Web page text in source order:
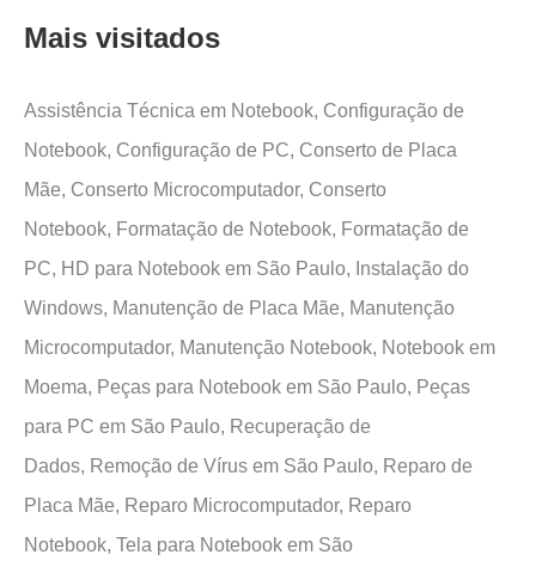
Mais visitados
Assistência Técnica em Notebook, Configuração de
Notebook, Configuração de PC, Conserto de Placa
Mãe, Conserto Microcomputador, Conserto
Notebook, Formatação de Notebook, Formatação de
PC, HD para Notebook em São Paulo, Instalação do
Windows, Manutenção de Placa Mãe, Manutenção
Microcomputador, Manutenção Notebook, Notebook em
Moema, Peças para Notebook em São Paulo, Peças
para PC em São Paulo, Recuperação de
Dados, Remoção de Vírus em São Paulo, Reparo de
Placa Mãe, Reparo Microcomputador, Reparo
Notebook, Tela para Notebook em São